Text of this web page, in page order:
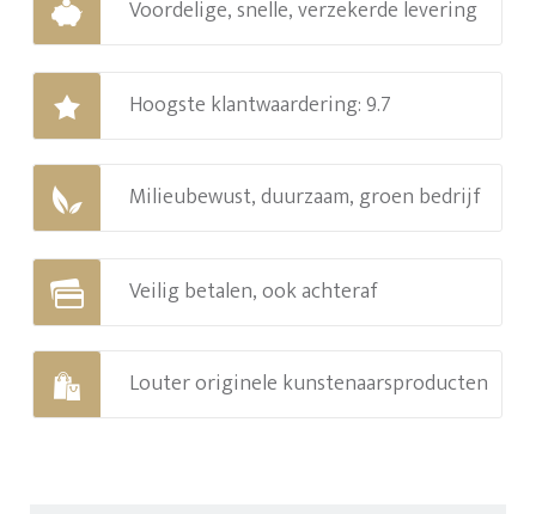
Voordelige, snelle, verzekerde levering
Hoogste klantwaardering: 9.7
Milieubewust, duurzaam, groen bedrijf
Veilig betalen, ook achteraf
Louter originele kunstenaarsproducten